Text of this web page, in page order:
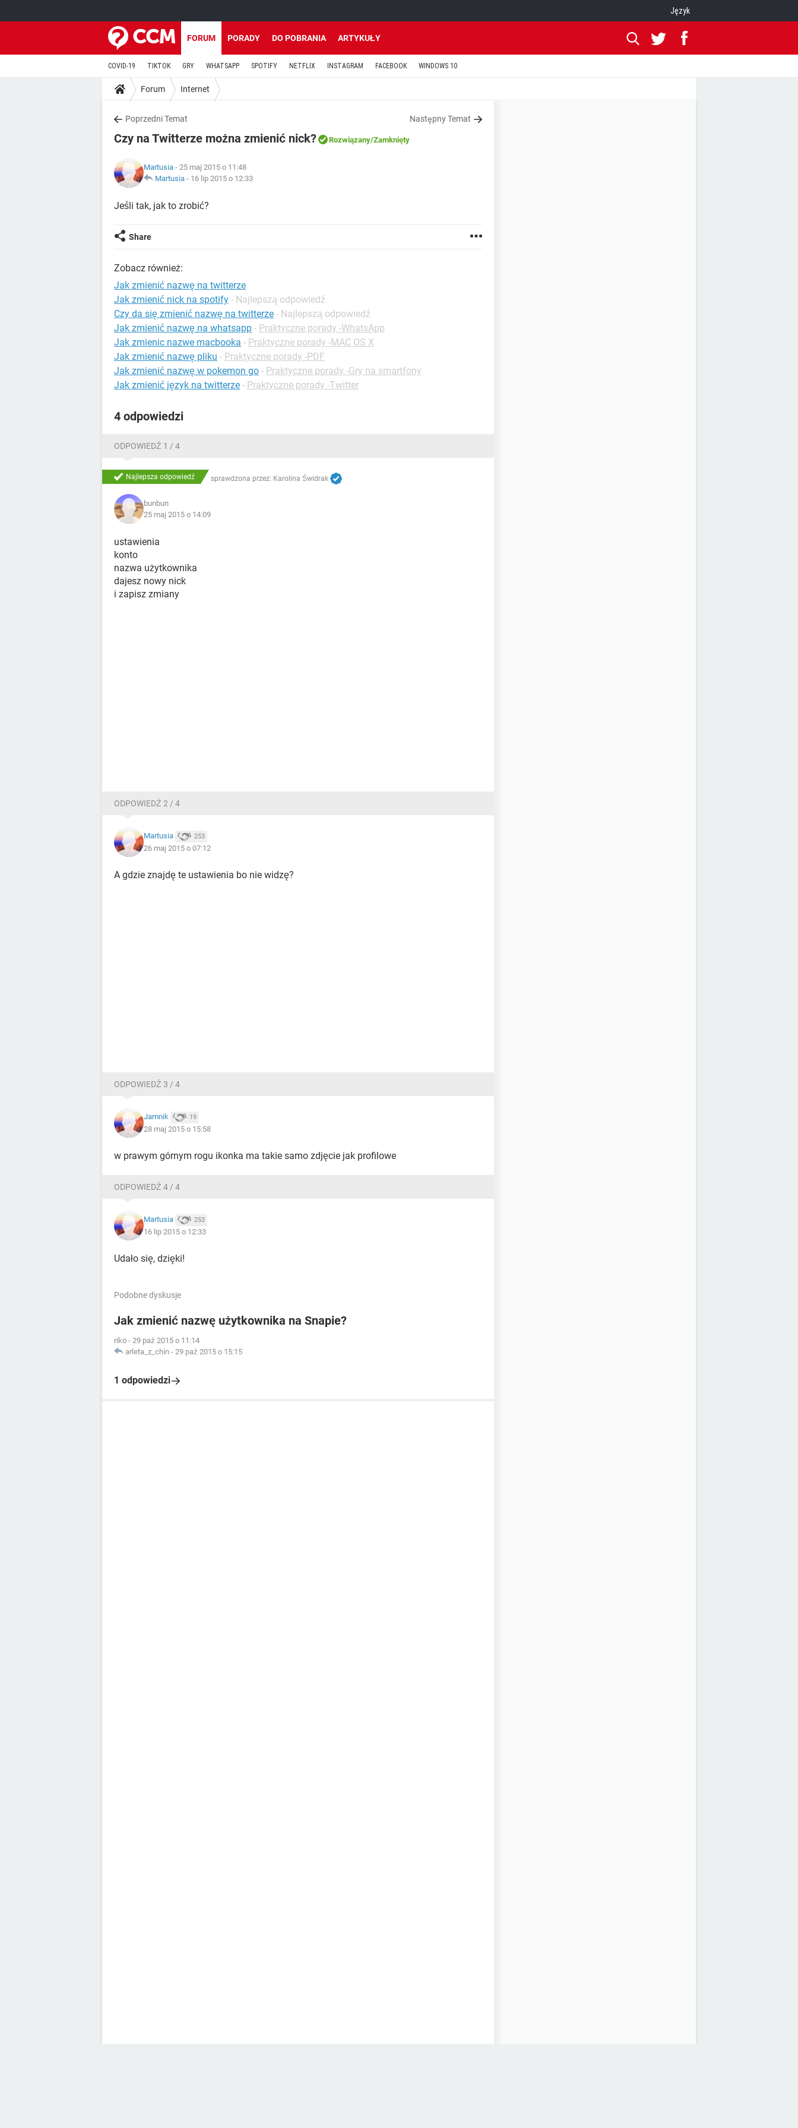
Język
FORUM PORADY DO POBRANIA ARTYKUŁY
COVID-19 TIKTOK GRY WHATSAPP SPOTIFY NETFLIX INSTAGRAM FACEBOOK WINDOWS 10
Forum Internet
Poprzedni Temat Następny Temat
Czy na Twitterze można zmienić nick? Rozwiązany/Zamknięty
Martusia - 25 maj 2015 o 11:48
Martusia - 16 lip 2015 o 12:33
Jeśli tak, jak to zrobić?
Share
Zobacz również:
Jak zmienić nazwę na twitterze
Jak zmienić nick na spotify - Najlepszą odpowiedź
Czy da się zmienić nazwę na twitterze - Najlepszą odpowiedź
Jak zmienić nazwę na whatsapp - Praktyczne porady -WhatsApp
Jak zmienic nazwe macbooka - Praktyczne porady -MAC OS X
Jak zmienić nazwę pliku - Praktyczne porady -PDF
Jak zmienić nazwę w pokemon go - Praktyczne porady -Gry na smartfony
Jak zmienić język na twitterze - Praktyczne porady -Twitter
4 odpowiedzi
ODPOWIEDŹ 1 / 4
Najlepsza odpowiedź sprawdzona przez: Karolina Świdrak
bunbun
25 maj 2015 o 14:09
ustawienia
konto
nazwa użytkownika
dajesz nowy nick
i zapisz zmiany
ODPOWIEDŹ 2 / 4
Martusia 253
26 maj 2015 o 07:12
A gdzie znajdę te ustawienia bo nie widzę?
ODPOWIEDŹ 3 / 4
Jamnik 19
28 maj 2015 o 15:58
w prawym górnym rogu ikonka ma takie samo zdjęcie jak profilowe
ODPOWIEDŹ 4 / 4
Martusia 253
16 lip 2015 o 12:33
Udało się, dzięki!
Podobne dyskusje
Jak zmienić nazwę użytkownika na Snapie?
riko - 29 paź 2015 o 11:14
arleta_z_chin - 29 paź 2015 o 15:15
1 odpowiedzi